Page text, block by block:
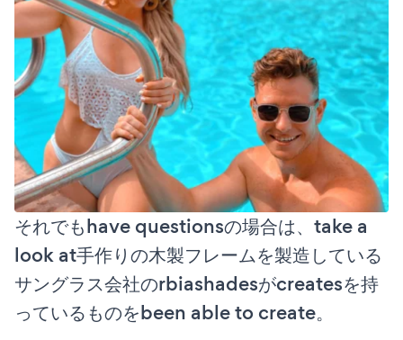
それでもhave questionsの場合は、take a
look at手作りの木製フレームを製造している
サングラス会社のrbiashadesがcreatesを持
っているものをbeen able to create。